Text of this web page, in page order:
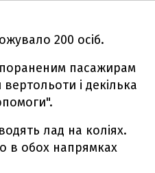
200 осіб.
пасажирам
і декілька
лад на коліях.
в обох напрямках